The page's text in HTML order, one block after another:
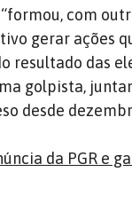
com
gerar ações
das
golpista,
desde
da PGR e